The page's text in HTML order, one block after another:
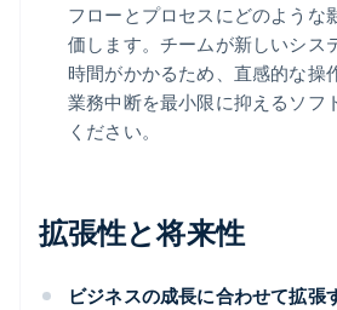
フローとプロセスにどのような
価します。チームが新しいシス
時間がかかるため、直感的な操
業務中断を最小限に抑えるソフ
ください。
拡張性と将来性
ビジネスの成長に合わせて拡張